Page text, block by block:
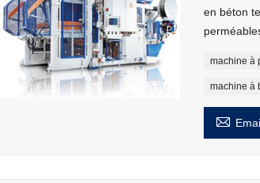
en béton
machine à
machine à
